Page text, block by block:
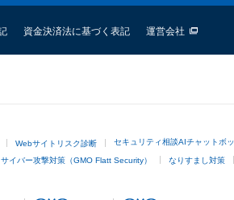
資金決済法に基づく表記 運営会社
Webサイトリスク診断 セキュリティ相談AIチャットボ
サイバー攻撃対策（GMO Flatt Security） なりすまし対策